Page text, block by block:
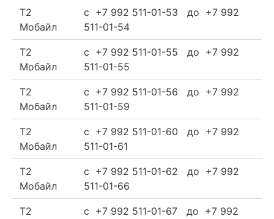
Т2
Мобайл
c +7 992 511-01-53 до +7 992
511-01-54
Т2
Мобайл
c +7 992 511-01-55 до +7 992
511-01-55
Т2
Мобайл
c +7 992 511-01-56 до +7 992
511-01-59
Т2
Мобайл
c +7 992 511-01-60 до +7 992
511-01-61
Т2
Мобайл
c +7 992 511-01-62 до +7 992
511-01-66
Т2
c +7 992 511-01-67 до +7 992